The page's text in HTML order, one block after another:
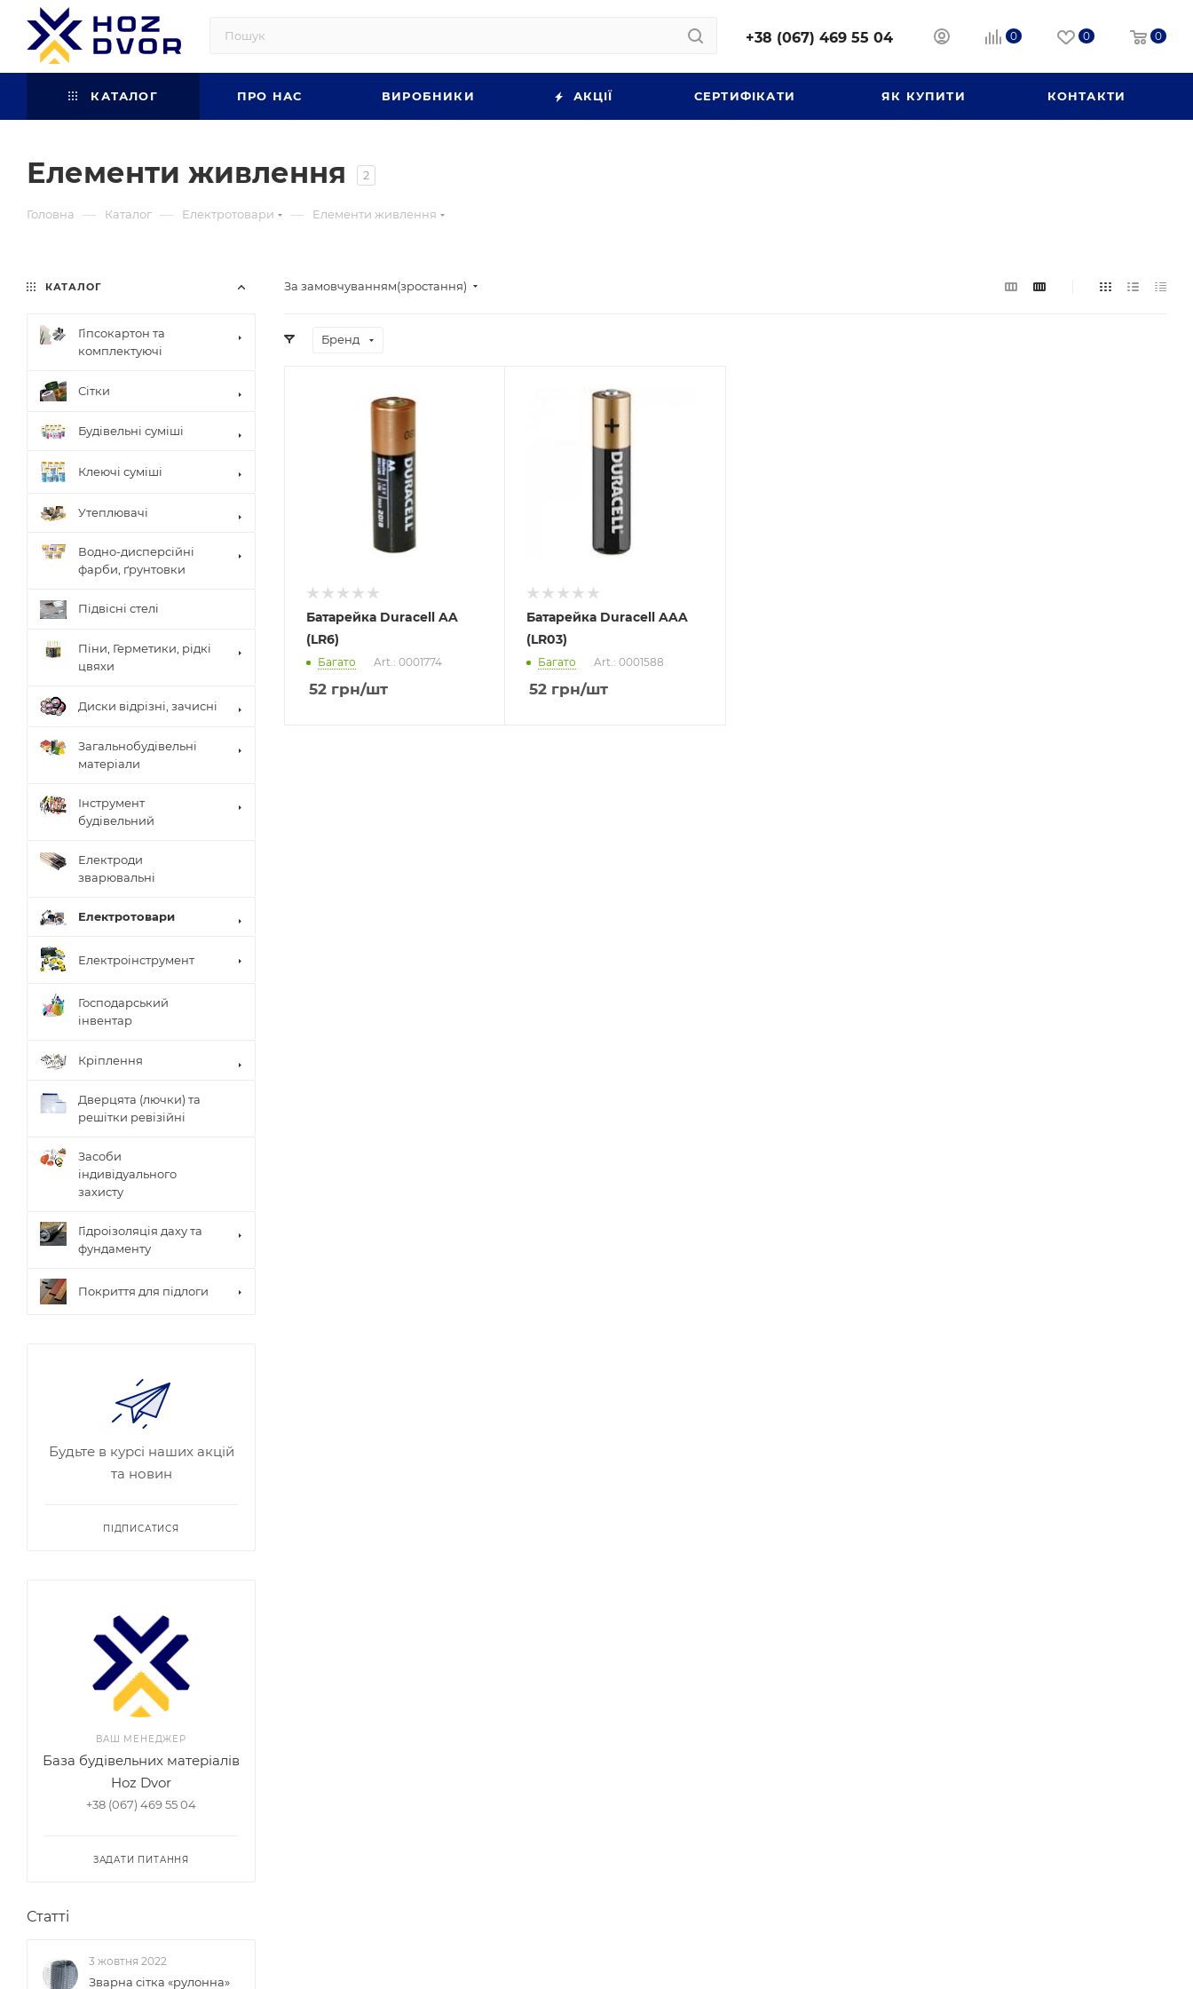
+38 (067) 469 55 04 0 0 0
КАТАЛОГ ПРО НАС ВИРОБНИКИ АКЦІЇ СЕРТИФІКАТИ ЯК КУПИТИ КОНТАКТИ
Елементи живлення 2
Головна — Каталог — Електротовари — Елементи живлення
За замовчуванням(зростання)
Бренд
Батарейка Duracell AA
(LR6)
Багато Art.: 0001774
52 грн/шт
Батарейка Duracell AAA
(LR03)
Багато Art.: 0001588
52 грн/шт
КАТАЛОГ
Гіпсокартон та
комплектуючі
Сітки
Будівельні суміші
Клеючі суміші
Утеплювачі
Водно-дисперсійні
фарби, ґрунтовки
Підвісні стелі
Піни, Герметики, рідкі
цвяхи
Диски відрізні, зачисні
Загальнобудівельні
матеріали
Інструмент
будівельний
Електроди
зварювальні
Електротовари
Електроінструмент
Господарський
інвентар
Кріплення
Дверцята (лючки) та
решітки ревізійні
Засоби
індивідуального
захисту
Гідроізоляція даху та
фундаменту
Покриття для підлоги
Будьте в курсі наших акцій
та новин
ПІДПИСАТИСЯ
ВАШ МЕНЕДЖЕР
База будівельних матеріалів
Hoz Dvor
+38 (067) 469 55 04
ЗАДАТИ ПИТАННЯ
Статті
3 жовтня 2022
Зварна сітка «рулонна»